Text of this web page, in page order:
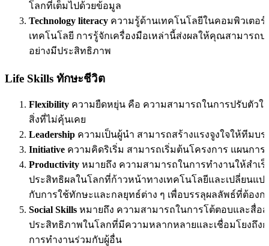
โลกที่เต็มไปด้วยข้อมูล
Technology literacy ความรู้ด้านเทคโนโลยีในคอมพิวเตอ
เทคโนโลยี การรู้จักเครื่องมือเหล่านี้ส่งผลให้คุณสามารถ
อย่างมีประสิทธิภาพ
Life Skills ทักษะชีวิต
Flexibility ความยืดหยุ่น คือ ความสามารถในการปรับตัวใ
สิ่งที่ไม่คุ้นเคย
Leadership ความเป็นผู้นำ สามารถสร้างแรงจูงใจให้ทีมบร
Initiative ความคิดริเริ่ม สามารถเริ่มต้นโครงการ แผนการ
Productivity หมายถึง ความสามารถในการทำงานให้สำเ
ประสิทธิผลในโลกที่ก้าวหน้าทางเทคโนโลยีและเปลี่ยนแปล
กับการใช้ทักษะและกลยุทธ์ต่าง ๆ เพื่อบรรลุผลลัพธ์ที่ต้องก
Social Skills หมายถึง ความสามารถในการโต้ตอบและสื่อ
ประสิทธิภาพในโลกที่มีความหลากหลายและเชื่อมโยงถึง
การทำงานร่วมกับผู้อื่น